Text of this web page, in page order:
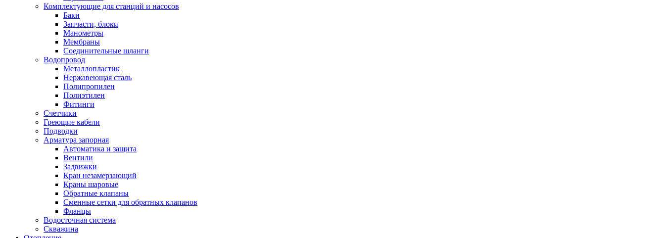
Комплектующие для станций и насосов
Баки
Запчасти, блоки
Манометры
Мембраны
Соединительные шланги
Водопровод
Металлопластик
Нержавеющая сталь
Полипропилен
Полиэтилен
Фитинги
Счетчики
Греющие кабели
Подводки
Арматура запорная
Автоматика и защита
Вентили
Задвижки
Кран незамерзающий
Краны шаровые
Обратные клапаны
Сменные сетки для обратных клапанов
Фланцы
Водосточная система
Скважина